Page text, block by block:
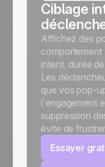
Ciblage
Affichez des
comportement
intent, durée
Les
que vos pop-
l’engagement
suppression
évite de
Essayer